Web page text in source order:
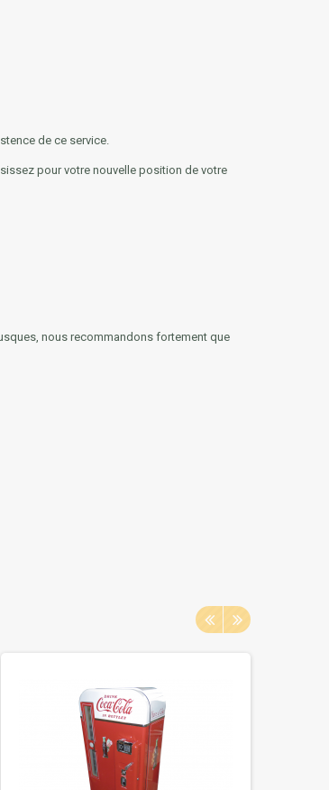
de ce service.
pour votre nouvelle position de votre
nous recommandons fortement que